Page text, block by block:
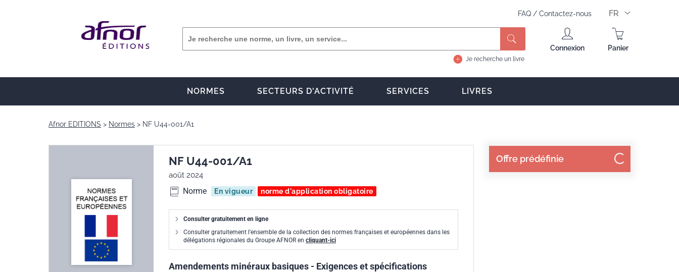
FAQ / Contactez-nous FR
Je recherche un livre
Connexion Panier
NORMES SECTEURS D'ACTIVITÉ SERVICES LIVRES
Afnor EDITIONS Normes NF U44-001/A1
Offre prédéfinie
NF U44-001/A1
août 2024
Norme En vigueur norme d'application obligatoire
Consulter gratuitement en ligne
Consulter gratuitement l'ensemble de la collection des normes françaises et européennes dans les
délégations régionales du Groupe AFNOR en cliquant-ici
Amendements minéraux basiques - Exigences et spécifications